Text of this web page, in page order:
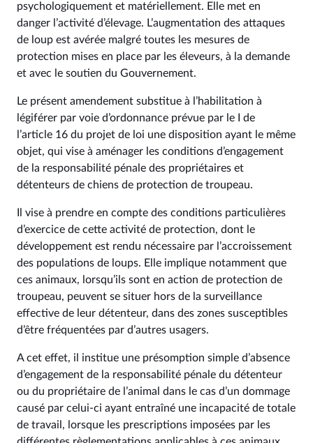
psychologiquement et matériellement. Elle met en
danger l’activité d’élevage. L’augmentation des attaques
de loup est avérée malgré toutes les mesures de
protection mises en place par les éleveurs, à la demande
et avec le soutien du Gouvernement.
Le présent amendement substitue à l’habilitation à
légiférer par voie d’ordonnance prévue par le I de
l’article 16 du projet de loi une disposition ayant le même
objet, qui vise à aménager les conditions d’engagement
de la responsabilité pénale des propriétaires et
détenteurs de chiens de protection de troupeau.
Il vise à prendre en compte des conditions particulières
d’exercice de cette activité de protection, dont le
développement est rendu nécessaire par l’accroissement
des populations de loups. Elle implique notamment que
ces animaux, lorsqu’ils sont en action de protection de
troupeau, peuvent se situer hors de la surveillance
effective de leur détenteur, dans des zones susceptibles
d’être fréquentées par d’autres usagers.
A cet effet, il institue une présomption simple d’absence
d’engagement de la responsabilité pénale du détenteur
ou du propriétaire de l’animal dans le cas d’un dommage
causé par celui-ci ayant entraîné une incapacité de totale
de travail, lorsque les prescriptions imposées par les